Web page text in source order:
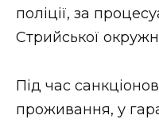
НОВИНИ
поліції, за
Стрийської
Під час
проживання, у